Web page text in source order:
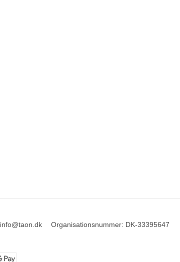
info@taon.dk Organisationsnummer: DK-33395647